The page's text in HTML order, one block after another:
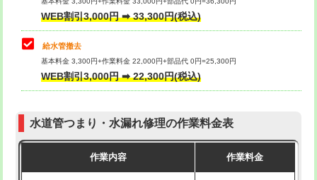
マス交換（深さ50㎝未満）
マス交換（深さ50㎝以上）
コンクリート斫り（厚さ10㎝まで）
モルタル補修（厚さ10㎝超え） 38,500円
止水・漏水調査・防水処理・清掃・修
理・調整・分解・加工など（重作業）
33,000円
その他部品の脱着
交換・取付（タンク）
式）)
式・ワンホール）)
WEB割引3,000円 ➡ 33,300円(税込)
給水管撤去
基本料金 3,300円+作業料金 22,000円+部品代 0円=25,300円
WEB割引3,000円 ➡ 22,300円(税込)
水道管つまり・水漏れ修理の作業料金表
作業内容 作業料金